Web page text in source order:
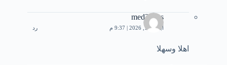
med3bbas
أبريل 18, 2026 | 9:37 م رد
اهلا وسهلا